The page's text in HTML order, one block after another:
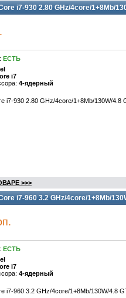
i7-930 2.80 GHz/4core/1+8Mb/
ЕСТЬ
i7
4-ядерный
i7-930 2.80 GHz/4core/1+8Mb/130W/4.8
>>>
i7-960 3.2 GHz/4core/1+8Mb/
ЕСТЬ
i7
4-ядерный
i7-960 3.2 GHz/4core/1+8Mb/130W/4.8